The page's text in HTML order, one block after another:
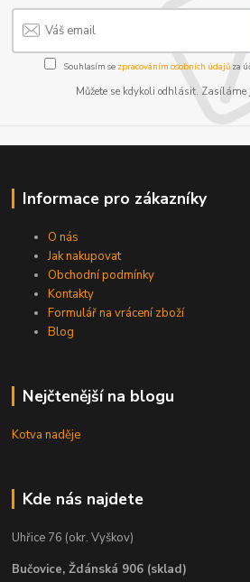
Souhlasím se zpracováním osobních údajůza
Můžete se kdykoli odhlásit. Zasíláme
Informace pro zákazníky
O nás
Jak nakupovat
Obchodní podmínky
Kontakty
Formulář na vrácení zboží
Blog
Nejčtenější na blogu
Kotva naděje
Kde nás najdete
Uhřice 76 (okr. Vyškov)
Bučovice, Ždánská 906 (sklad)